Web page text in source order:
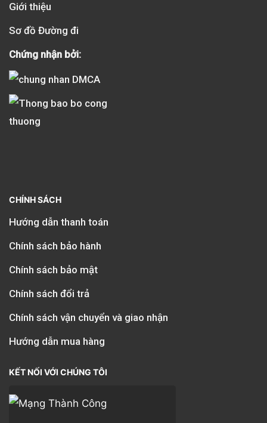
Giới thiệu
Sơ đồ Đường đi
Chứng nhận bởi:
CHÍNH SÁCH
Hướng dẫn thanh toán
Chính sách bảo hành
Chính sách bảo mật
Chính sách đổi trả
Chính sách vận chuyển và giao nhận
Hướng dẫn mua hàng
KẾT NỐI VỚI CHÚNG TÔI